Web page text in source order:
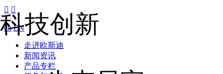
 
cn EN
走进欧斯迪
新闻资讯
产品专栏
科技创新